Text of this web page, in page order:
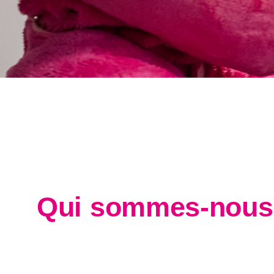
Qui sommes-